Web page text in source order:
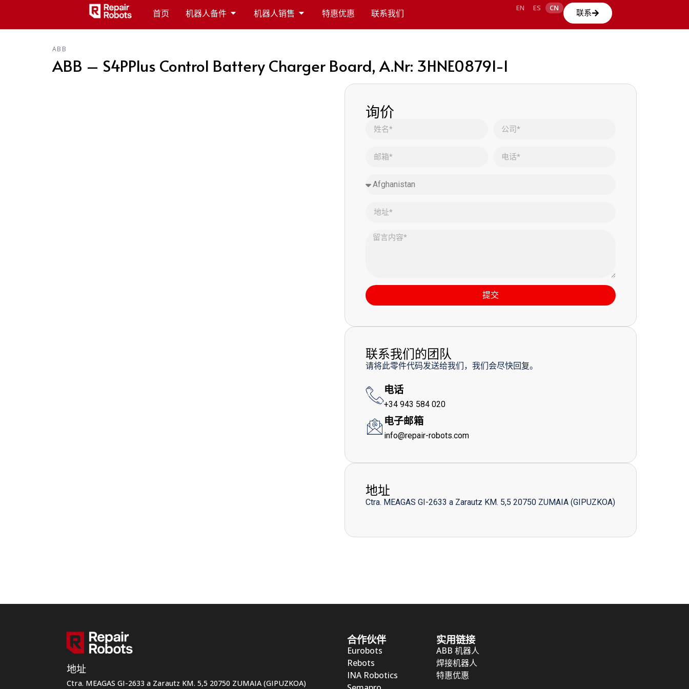
首页 机器人备件 机器人销售 特惠优惠 联系我们 EN ES CN
联系
ABB
ABB – S4PPlus Control Battery Charger Board, A.Nr: 3HNE08791-1
询价
提交
联系我们的团队
请将此零件代码发送给我们，我们会尽快回复。
电话
+34 943 584 020
电子邮箱
info@repair-robots.com
地址
Ctra. MEAGAS GI-2633 a Zarautz KM. 5,5 20750 ZUMAIA (GIPUZKOA)
地址
Ctra. MEAGAS GI-2633 a Zarautz KM. 5,5 20750 ZUMAIA (GIPUZKOA)
合作伙伴
Eurobots
Rebots
INA Robotics
实用链接
ABB 机器人
焊接机器人
特惠优惠